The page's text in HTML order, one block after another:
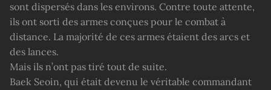
sont dispersés dans les environs. Contre toute attente,
ils ont sorti des armes conçues pour le combat à
distance. La majorité de ces armes étaient des arcs et
des lances.
Mais ils n’ont pas tiré tout de suite.
Baek Seoin, qui était devenu le véritable commandant